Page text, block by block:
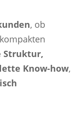
, ob
Struktur,
Know-how,